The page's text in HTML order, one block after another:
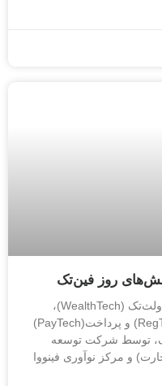
روز فین‌تک
رویداد رقابتی فینوهک در چهار حوزه ولث‌تک (WealthTech)،
اینشورتک (InsurTech)،‌ رگ‌تک(RegTech) و پرداخت(PayTech)
توسط شرکت توسعه
و مرکز نوآوری فینووا